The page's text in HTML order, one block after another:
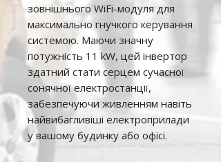
зовнішнього WiFi-модуля для
максимально гнучкого керування
системою. Маючи значну
потужність 11 kW, цей інвертор
здатний стати серцем сучасної
сонячної електростанції,
забезпечуючи живленням навіть
найвибагливіші електроприлади
у вашому будинку або офісі.